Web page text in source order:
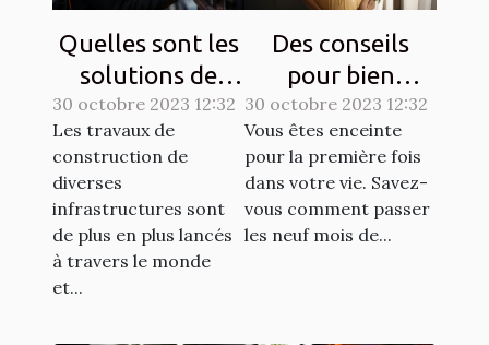
Quelles sont les
solutions de
sécurisation
d’un chantier ?
30 octobre 2023 12:32
Les travaux de
construction de
diverses
infrastructures sont
de plus en plus lancés
à travers le monde
et...
Des conseils
pour bien
entretenir une
grossesse ?
30 octobre 2023 12:32
Vous êtes enceinte
pour la première fois
dans votre vie. Savez-
vous comment passer
les neuf mois de...